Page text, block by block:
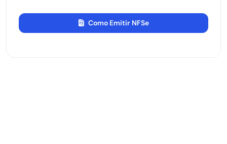
Como Emitir NFSe